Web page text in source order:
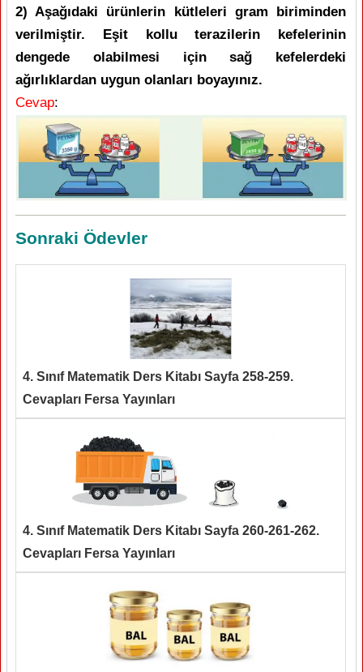
2) Aşağıdaki ürünlerin kütleleri gram biriminden
verilmiştir. Eşit kollu terazilerin kefelerinin
dengede olabilmesi için sağ kefelerdeki
ağırlıklardan uygun olanları boyayınız.
Cevap:
Sonraki Ödevler
4. Sınıf Matematik Ders Kitabı Sayfa 258-259.
Cevapları Fersa Yayınları
4. Sınıf Matematik Ders Kitabı Sayfa 260-261-262.
Cevapları Fersa Yayınları